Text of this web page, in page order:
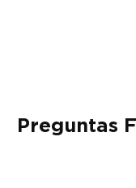
Preguntas